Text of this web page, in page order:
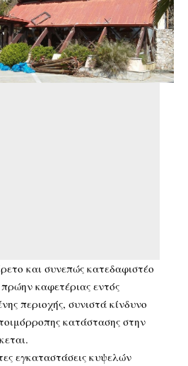
και συνεπώς κατεδαφιστέο
καφετέριας εντός
περιοχής, συνιστά κίνδυνο
κατάστασης στην
εγκαταστάσεις κυψελών